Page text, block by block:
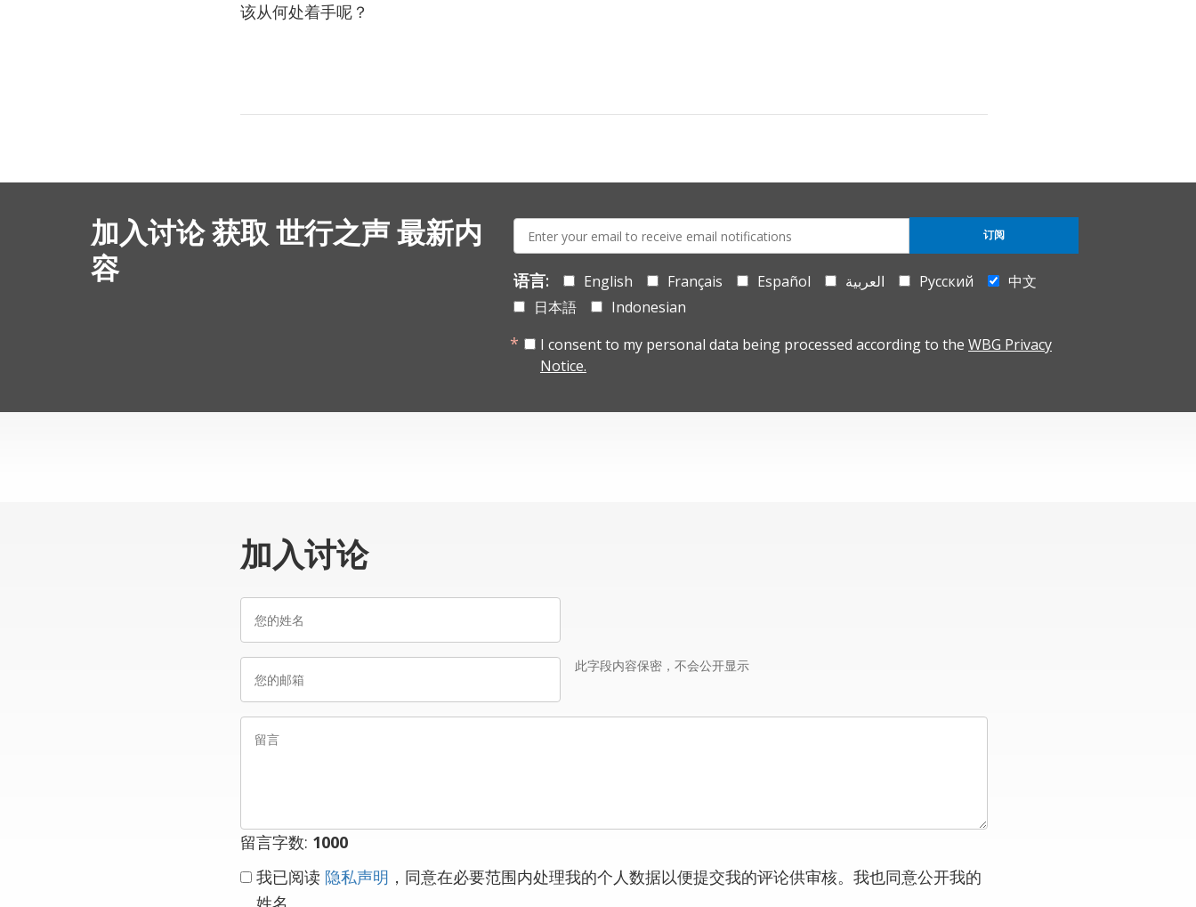
该从何处着手呢？
加入讨论 获取 世行之声 最新内
容
mail:
语言: English Français Español العربية Русский
中文
日本語
Indonesian
I consent to my personal data being processed according to the WBG Privacy
Notice.
订阅
加入讨论
此字段内容保密，不会公开显示
留言字数: 1000
我已阅读 隐私声明 ，同意在必要范围内处理我的个人数据以便提交我的评论供审核。我也同意公开我的
姓名。